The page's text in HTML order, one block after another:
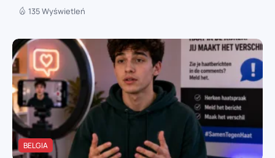
135 Wyświetleń
BELGIA